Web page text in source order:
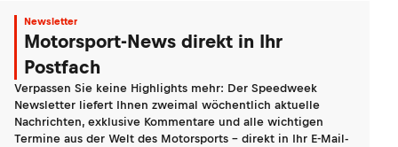
Newsletter
Motorsport-News direkt in Ihr
Postfach
Verpassen Sie keine Highlights mehr: Der Speedweek
Newsletter liefert Ihnen zweimal wöchentlich aktuelle
Nachrichten, exklusive Kommentare und alle wichtigen
Termine aus der Welt des Motorsports - direkt in Ihr E-Mail-